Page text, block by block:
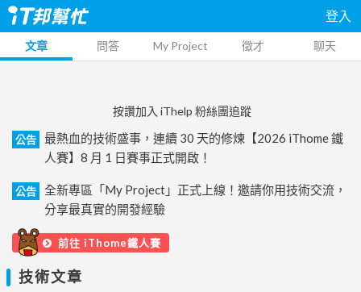
登入
文章 問答 My Project 徵才 聊天
按讚加入 iThelp 粉絲團追蹤
公告
最熱血的技術盛事，連續 30 天的修煉【2026 iThome 鐵
人賽】8 月 1 日賽事正式開啟！
公告
全新專區「My Project」正式上線！邀請你用技術交流，
分享最真實的開發經驗
前往 iThome鐵人賽
技術文章